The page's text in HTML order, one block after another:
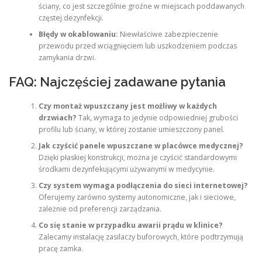
ściany, co jest szczególnie groźne w miejscach poddawanych
częstej dezynfekcji.
Błędy w okablowaniu: Niewłaściwe zabezpieczenie
przewodu przed wciągnięciem lub uszkodzeniem podczas
zamykania drzwi.
FAQ: Najczęściej zadawane pytania
Czy montaż wpuszczany jest możliwy w każdych
drzwiach? Tak, wymaga to jedynie odpowiedniej grubości
profilu lub ściany, w której zostanie umieszczony panel.
Jak czyścić panele wpuszczane w placówce medycznej?
Dzięki płaskiej konstrukcji, można je czyścić standardowymi
środkami dezynfekującymi używanymi w medycynie.
Czy system wymaga podłączenia do sieci internetowej?
Oferujemy zarówno systemy autonomiczne, jak i sieciowe,
zależnie od preferencji zarządzania.
Co się stanie w przypadku awarii prądu w klinice?
Zalecamy instalację zasilaczy buforowych, które podtrzymują
pracę zamka.